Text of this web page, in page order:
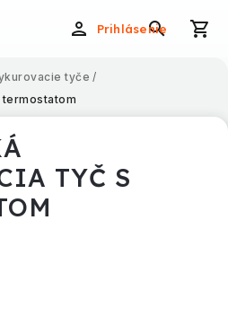
Prihlásenie
tyče /
TYČ S